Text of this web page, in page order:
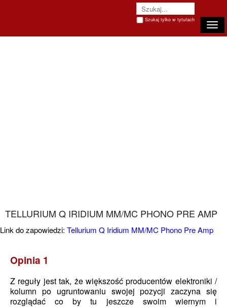
Szukaj tylko w tytułach
TELLURIUM Q IRIDIUM MM/MC PHONO PRE AMP
Link do zapowiedzi: Tellurium Q Iridium MM/MC Phono Pre Amp
Opinia 1
Z reguły jest tak, że większość producentów elektroniki /
kolumn po ugruntowaniu swojej pozycji zaczyna się
rozglądać co by tu jeszcze swoim wiernym i